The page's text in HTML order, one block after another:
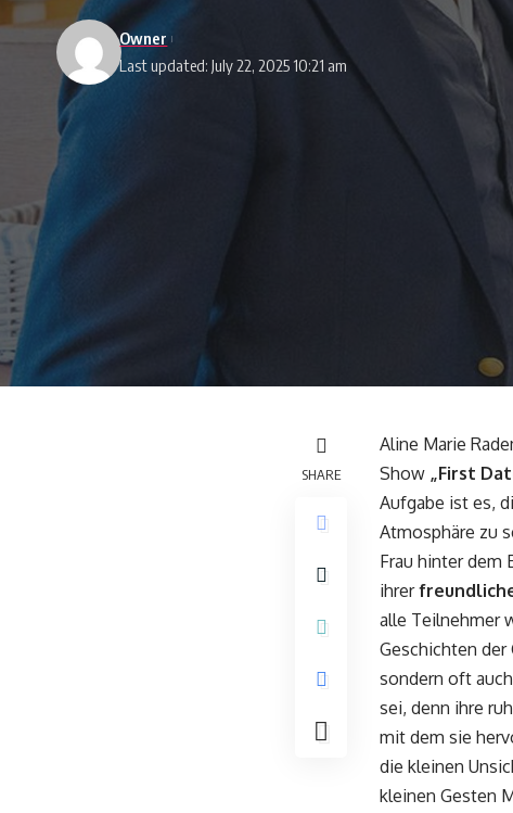
Last updated: July 22, 2025 10:21 am
Owner
SHARE
Aline Marie
Show „First
Aufgabe ist es,
Atmosphäre zu
Frau hinter dem
ihrer
alle Teilnehmer
Geschichten der
sondern oft
sei, denn ihre
mit dem sie
die kleinen
kleinen Gesten